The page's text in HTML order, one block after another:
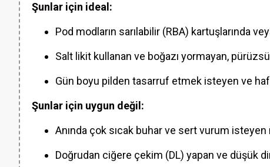
Şunlar için ideal:
Pod modların sarılabilir (RBA) kartuşlarında
Salt likit kullanan ve boğazı yormayan,
Gün boyu pilden tasarruf etmek isteyen ve
Şunlar için uygun değil:
Anında çok sıcak buhar ve sert vurum
Doğrudan ciğere çekim (DL) yapan ve düşük